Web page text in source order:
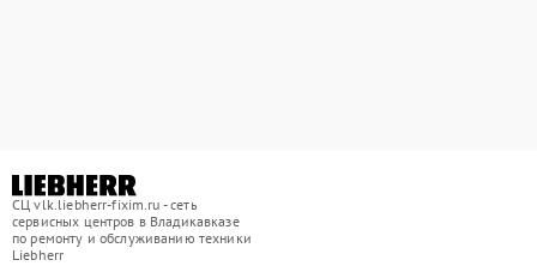
СЦ vlk.liebherr-fixim.ru - сеть
сервисных центров в Владикавказе
по ремонту и обслуживанию техники
Liebherr